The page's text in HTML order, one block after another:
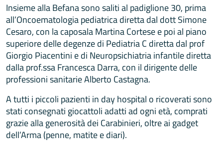
Insieme alla Befana sono saliti al padiglione 30, prima
all’Oncoematologia pediatrica diretta dal dott Simone
Cesaro, con la caposala Martina Cortese e poi al piano
superiore delle degenze di Pediatria C diretta dal prof
Giorgio Piacentini e di Neuropsichiatria infantile diretta
dalla prof.ssa Francesca Darra, con il dirigente delle
professioni sanitarie Alberto Castagna.
A tutti i piccoli pazienti in day hospital o ricoverati sono
stati consegnati giocattoli adatti ad ogni età, comprati
grazie alla generosità dei Carabinieri, oltre ai gadget
dell’Arma (penne, matite e diari).